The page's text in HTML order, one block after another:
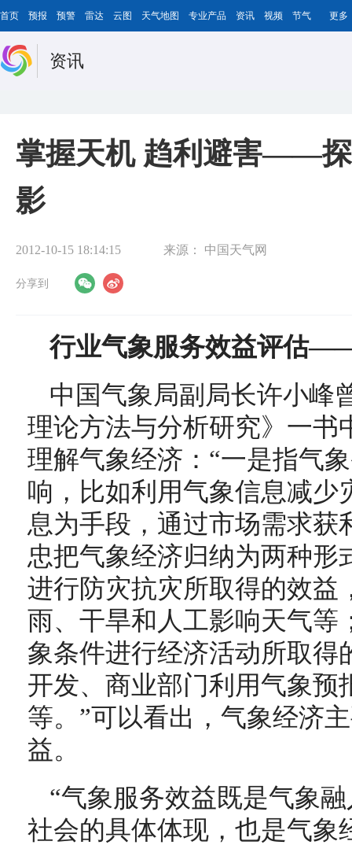
首页 预报 预警 雷达 云图 天气地图 专业产品 资讯 视频 节气 更多
资讯
掌握天机 趋利避害——
影
2012-10-15 18:14:15 来源： 中国天气网
分享到
行业气象服务效益评估
中国气象局副局长许小峰
理论方法与分析研究》一书
理解气象经济：“一是指气
响，比如利用气象信息减少
息为手段，通过市场需求获
忠把气象经济归纳为两种形
进行防灾抗灾所取得的效益
雨、干旱和人工影响天气等
象条件进行经济活动所取得
开发、商业部门利用气象预
等。”可以看出，气象经济
益。
“气象服务效益既是气象
社会的具体体现，也是气象